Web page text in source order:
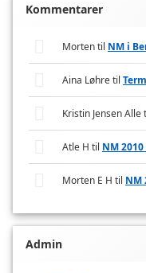
Kommentarer
Mortentil NM i
Aina Løhretil
Kristin Jensen Alle
Atle H til NM
Morten E H til NM
Admin